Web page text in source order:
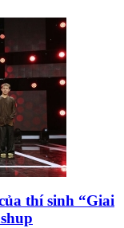
thí sinh “Giai